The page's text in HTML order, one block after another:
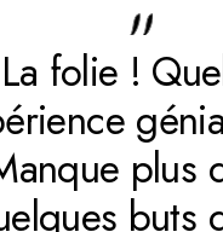
La folie !
plus
buts